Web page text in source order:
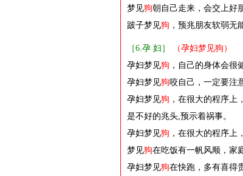
梦见狗朝自己走来，会交上好
跛子梦见狗 ，预兆朋友软弱无
［6.孕 妇］
（孕妇梦见狗）
孕妇梦见狗 ，自己的身体会很
孕妇梦见狗咬自己，一定要注
孕妇梦见狗 ，在很大的程序
是不好的兆头,预示着祸事。
孕妇梦见狗 ，在很大的程序上
梦见狗在吃饭有一帆风顺，家
孕妇梦见狗在快跑，多有喜得